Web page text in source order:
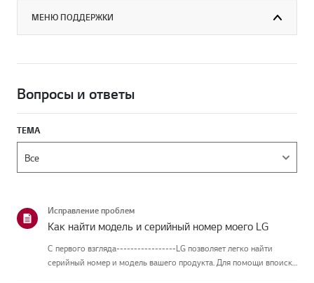
МЕНЮ ПОДДЕРЖКИ
Вопросы и ответы
ТЕМА
Исправление проблем
Как найти модель и серийный номер моего LG
С первого взгляда-----------------LG позволяет легко найти
серийный номер и модель вашего продукта. Для помощи впоиске